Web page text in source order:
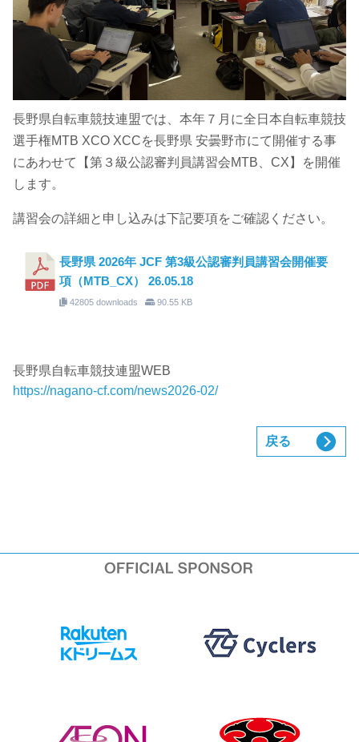
長野県自転車競技連盟では、本年７月に全日本自転車競技
選手権MTB XCO XCCを長野県 安曇野市にて開催する事
にあわせて【第３級公認審判員講習会MTB、CX】を開催
します。
講習会の詳細と申し込みは下記要項をご確認ください。
長野県 2026年 JCF 第3級公認審判員講習会開催要
項（MTB_CX） 26.05.18
42805 downloads 90.55 KB
長野県自転車競技連盟WEB
https://nagano-cf.com/news2026-02/
戻る